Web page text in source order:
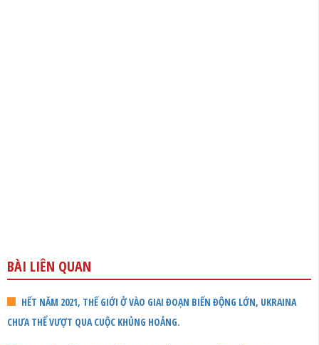
BÀI LIÊN QUAN
HẾT NĂM 2021, THẾ GIỚI Ở VÀO GIAI ĐOẠN BIẾN ĐỘNG LỚN, UKRAINA
CHƯA THỂ VƯỢT QUA CUỘC KHỦNG HOẢNG.